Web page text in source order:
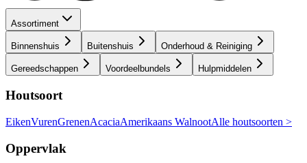
Assortiment
Binnenshuis Buitenshuis Onderhoud & Reiniging
Gereedschappen Voordeelbundels Hulpmiddelen
Houtsoort
EikenVurenGrenenAcaciaAmerikaans WalnootAlle houtsoorten >
Oppervlak